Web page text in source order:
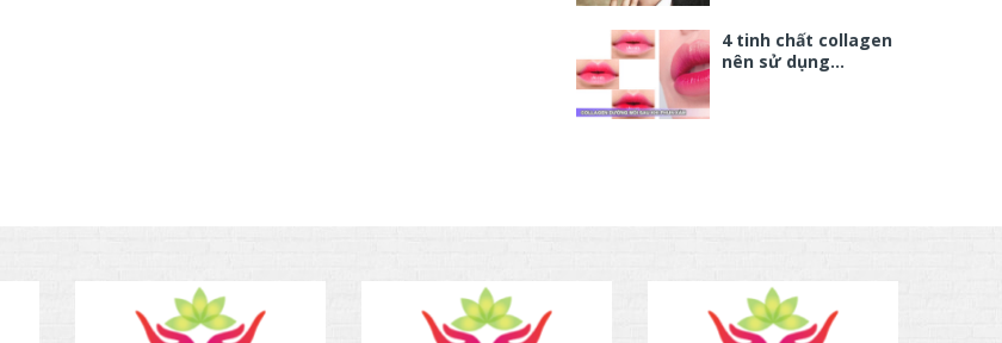
4 tinh chất collagen
nên sử dụng…